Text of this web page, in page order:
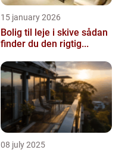
15 january 2026
Bolig til leje i skive sådan
finder du den rigtig...
08 july 2025